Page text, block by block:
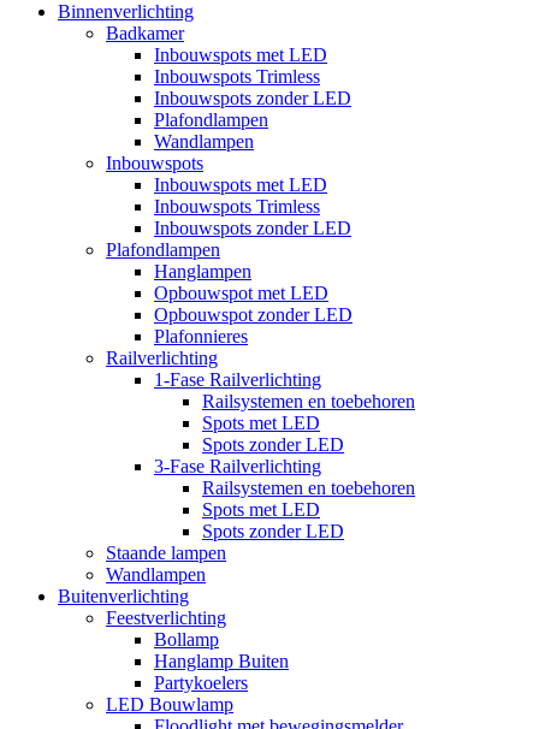
Binnenverlichting
Badkamer
Inbouwspots met LED
Inbouwspots Trimless
Inbouwspots zonder LED
Plafondlampen
Wandlampen
Inbouwspots
Inbouwspots met LED
Inbouwspots Trimless
Inbouwspots zonder LED
Plafondlampen
Hanglampen
Opbouwspot met LED
Opbouwspot zonder LED
Plafonnieres
Railverlichting
1-Fase Railverlichting
Railsystemen en toebehoren
Spots met LED
Spots zonder LED
3-Fase Railverlichting
Railsystemen en toebehoren
Spots met LED
Spots zonder LED
Staande lampen
Wandlampen
Buitenverlichting
Feestverlichting
Bollamp
Hanglamp Buiten
Partykoelers
LED Bouwlamp